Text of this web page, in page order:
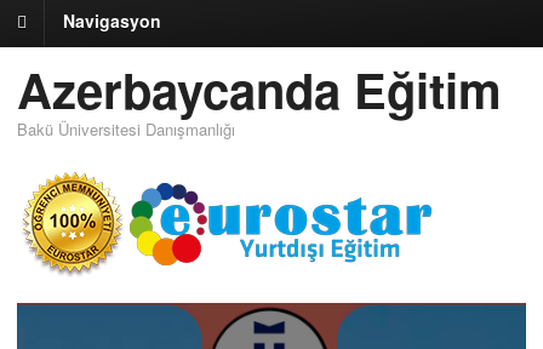
Navigasyon
Azerbaycanda Eğitim
Bakü Üniversitesi Danışmanlığı